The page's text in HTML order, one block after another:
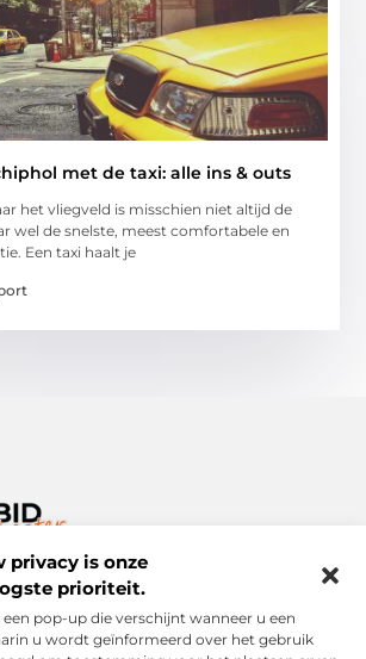
privacy is onze
prioriteit.
pop-up die verschijnt wanneer u een
u wordt geïnformeerd over het gebruik
met de taxi: alle ins & outs
het vliegveld is misschien niet altijd de
wel de snelste, meest comfortabele en
Een taxi haalt je
die het alledaagse leven verrijken.
scala aan blogs en artikelen die je inspireren,
verrijken – voor elke dag, voor iedereen.